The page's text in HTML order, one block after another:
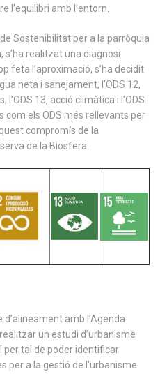
l’equilibri amb l’entorn.
Sostenibilitat per a la parròquia
s’ha realitzat una diagnosi
feta l’aproximació, s’ha decidit
neta i sanejament, l’ODS 12,
13, acció climàtica i l’ODS
com els ODS més rellevants per
compromís de la
de la Biosfera.
amb l’Agenda
un estudi d’urbanisme
per tal de poder identificar
per a la gestió de l’urbanisme